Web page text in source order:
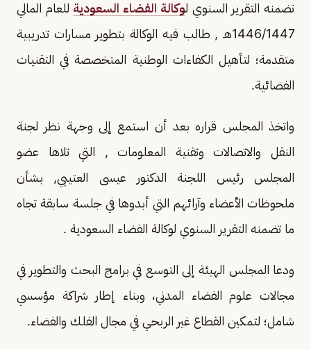
تضمنه التقرير السنوي لوكالة الفضاء السعودية للعام المالي
1446/1447هـ , طالب فيه الوكالة بتطوير مسارات تدريبية
متقدمة؛ لتأهيل الكفاءات الوطنية المتخصصة في التقنيات
الفضائية.
واتخذ المجلس قراره بعد أن استمع إلى وجهة نظر لجنة
النقل والاتصالات وتقنية المعلومات , التي تلاها عضو
المجلس رئيس اللجنة الدكتور عيسى العتيبي, بشأن
ملحوظات الأعضاء وآرائهم التي أبدوها في جلسة سابقة تجاه
ما تضمنه التقرير السنوي لوكالة الفضاء السعودية .
ودعا المجلس الهيئة إلى التوسع في برامج البحث والتطوير في
مجالات علوم الفضاء المدني، وبناء إطار شراكة مؤسسي
شامل؛ لتمكين القطاع غير الربحي في مجال الفلك والفضاء.